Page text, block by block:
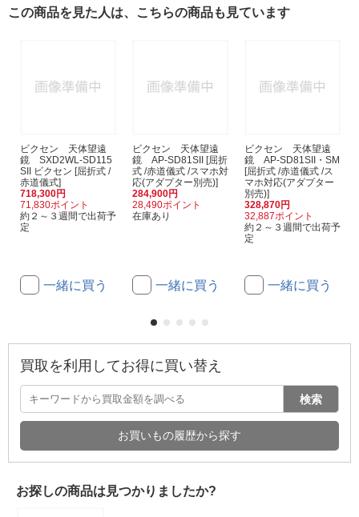
この商品を見た人は、こちらの商品も見ています
ビクセン 天体望遠
鏡 SXD2WL-SD115
SII ビクセン [屈折式 /
赤道儀式]
718,300円
71,830ポイント
約２～３週間で出荷予
定
一緒に買う
ビクセン 天体望遠
鏡 AP-SD81SII [屈折
式 /赤道儀式 /スマホ対
応(アダプター別売)]
284,900円
28,490ポイント
在庫あり
一緒に買う
ビクセン 天体望遠
鏡 AP-SD81SII・SM
[屈折式 /赤道儀式 /ス
マホ対応(アダプター
別売)]
328,870円
32,887ポイント
約２～３週間で出荷予
定
一緒に買う
買取を利用してお得に買い替え
検索
お買いもの履歴から探す
お探しの商品は見つかりましたか?